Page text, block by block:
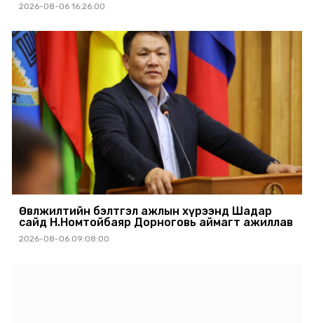
2026-08-06 16:26:00
Өвөлжилтийн бэлтгэл ажлын хүрээнд Шадар
сайд Н.Номтойбаяр Дорноговь аймагт ажиллав
2026-08-06 09:08:00